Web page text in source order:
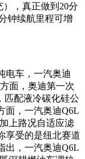
，真正做到20分
钟续航里程可增
电车，一汽奥迪
面，奥迪第一次
匹配液冷碳化硅公
面，一汽奥迪Q6L
上路况自适应滤
享受的是纽北赛道
出，一汽奥迪Q6L